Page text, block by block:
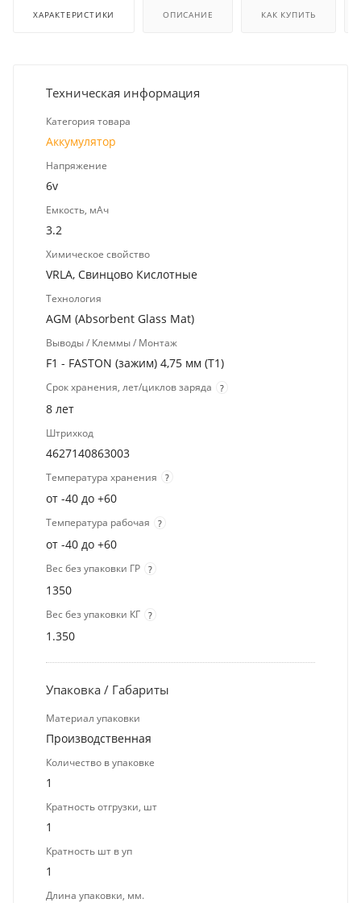
ХАРАКТЕРИСТИКИ ОПИСАНИЕ КАК КУПИТЬ
Техническая информация
Категория товара
Аккумулятор
Напряжение
6v
Емкость, мАч
3.2
Химическое свойство
VRLA, Свинцово Кислотные
Технология
AGM (Absorbent Glass Mat)
Выводы / Клеммы / Монтаж
F1 - FASTON (зажим) 4,75 мм (T1)
Срок хранения, лет/циклов заряда ?
8 лет
Штрихкод
4627140863003
Температура хранения ?
от -40 до +60
Температура рабочая ?
от -40 до +60
Вес без упаковки ГР ?
1350
Вес без упаковки КГ ?
1.350
Упаковка / Габариты
Материал упаковки
Производственная
Количество в упаковке
1
Кратность отгрузки, шт
1
Кратность шт в уп
1
Длина упаковки, мм.